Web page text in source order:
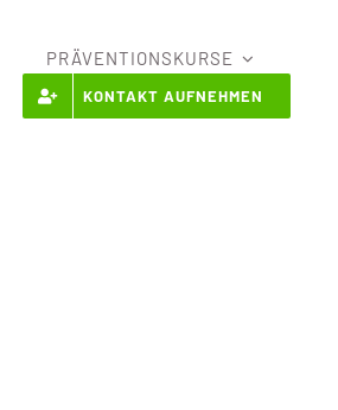
PRÄVENTIONSKURSE
KONTAKT AUFNEHMEN